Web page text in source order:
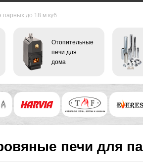
до 18 м.куб.
Отопительные
печи для
дома
печи для